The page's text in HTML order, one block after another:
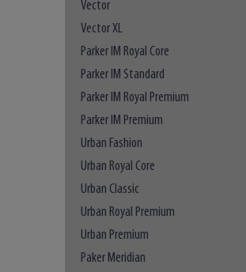
Vector
Vector XL
Parker IM Royal Core
Parker IM Standard
Parker IM Royal Premium
Parker IM Premium
Urban Fashion
Urban Royal Core
Urban Classic
Urban Royal Premium
Urban Premium
Paker Meridian